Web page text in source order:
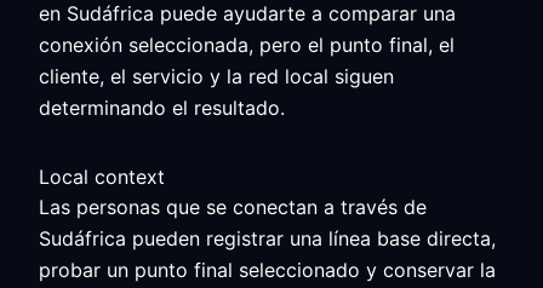
en Sudáfrica puede ayudarte a comparar una
conexión seleccionada, pero el punto final, el
cliente, el servicio y la red local siguen
determinando el resultado.
Local context
Las personas que se conectan a través de
Sudáfrica pueden registrar una línea base directa,
probar un punto final seleccionado y conservar la